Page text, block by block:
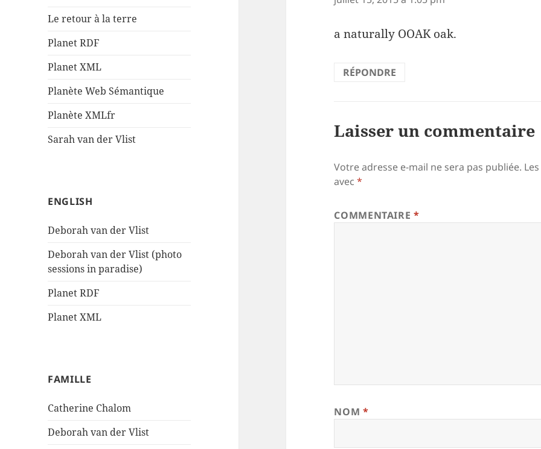
Le retour à la terre
Planet RDF
Planet XML
Planète Web Sémantique
Planète XMLfr
Sarah van der Vlist
ENGLISH
Deborah van der Vlist
Deborah van der Vlist (photo
sessions in paradise)
Planet RDF
Planet XML
FAMILLE
Catherine Chalom
Deborah van der Vlist
a naturally OOAK oak.
RÉPONDRE
Laisser un commentaire
Votre adresse e-mail ne sera pas publiée.
avec*
COMMENTAIRE*
NOM *